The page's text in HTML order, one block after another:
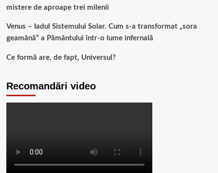
mistere de aproape trei milenii
Venus – Iadul Sistemului Solar. Cum s-a transformat „sora
geamănă” a Pământului într-o lume infernală
Ce formă are, de fapt, Universul?
Recomandări video